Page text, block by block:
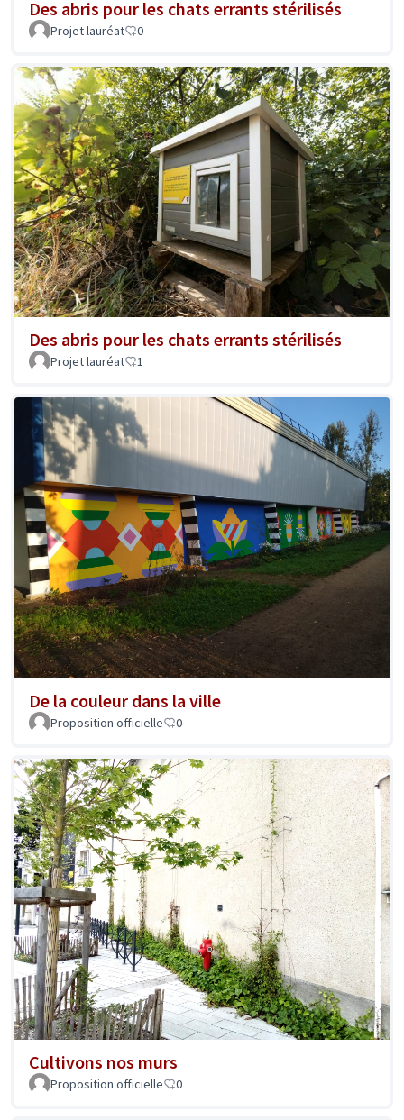
Des abris pour les chats errants stérilisés
Projet lauréat 0
Des abris pour les chats errants stérilisés
Projet lauréat 1
De la couleur dans la ville
Proposition officielle 0
Cultivons nos murs
Proposition officielle 0